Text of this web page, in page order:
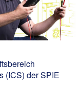
(ICS) der SPIE